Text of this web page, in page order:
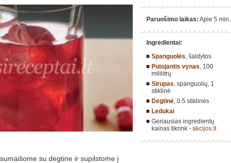
su degtine ir supilstome į
Paruošimo laikas: Apie 5 min.
Ingredientai:
Spanguolės, šaldytos
Putojantis vynas, 100
mililitrų
Sirupas, spanguolių, 1
stiklinė
Degtinė, 0.5 stiklinės
Ledukai
Geriausias ingredientų
kainas tikrink - akcijos.lt